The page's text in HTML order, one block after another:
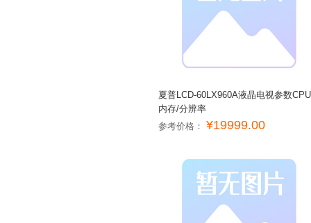
夏普LCD-60LX960A液晶电视参数
内存/分辨率
参考价格： ¥19999.00